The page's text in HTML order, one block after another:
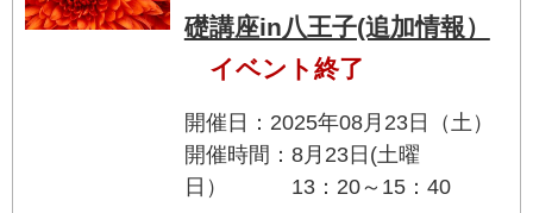
礎講座in八王子(追加情報）
イベント終了
開催日：2025年08月23日（土）
開催時間：8月23日(土曜
日） 13：20～15：40